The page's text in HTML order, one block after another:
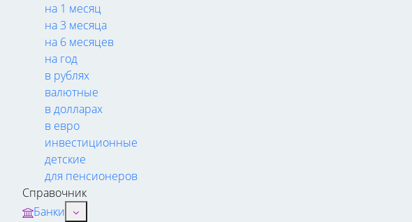
на 1 месяц
на 3 месяца
на 6 месяцев
на год
в рублях
валютные
в долларах
в евро
инвестиционные
детские
для пенсионеров
Справочник
Банки